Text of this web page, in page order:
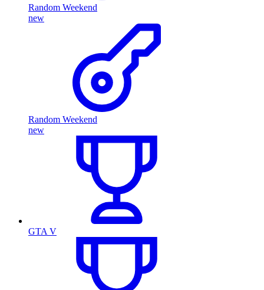
Random Weekend
new
Random Weekend
new
GTA V